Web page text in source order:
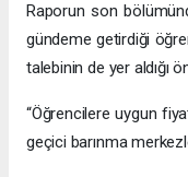
Raporun son
gündeme getirdiği
talebinin de yer aldığı
“Öğrencilere uygun
geçici barınma